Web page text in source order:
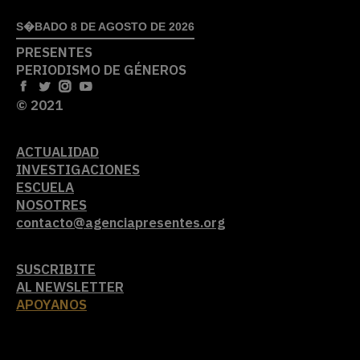
S�BADO 8 DE AGOSTO DE 2026
PRESENTES
PERIODISMO DE GÉNEROS
© 2021
ACTUALIDAD
INVESTIGACIONES
ESCUELA
NOSOTRES
contacto@agenciapresentes.org
SUSCRIBITE
AL NEWSLETTER
APOYANOS